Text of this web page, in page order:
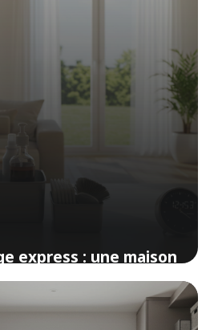
express : une maison
par jour